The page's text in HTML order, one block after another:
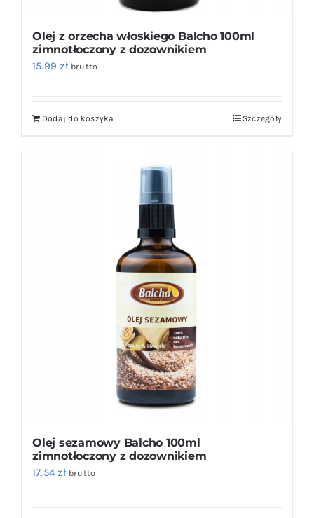
Olej z orzecha włoskiego Balcho 100ml
zimnotłoczony z dozownikiem
15.99zł brutto
Dodaj do koszyka Szczegóły
Olej sezamowy Balcho 100ml
zimnotłoczony z dozownikiem
17.54zł brutto